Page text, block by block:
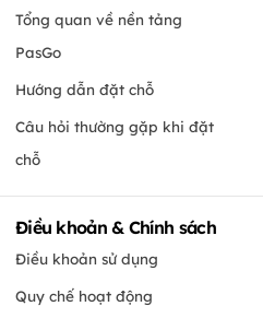
Tổng quan về nền tảng
PasGo
Hướng dẫn đặt chỗ
Câu hỏi thường gặp khi đặt
chỗ
Điều khoản & Chính sách
Điều khoản sử dụng
Quy chế hoạt động